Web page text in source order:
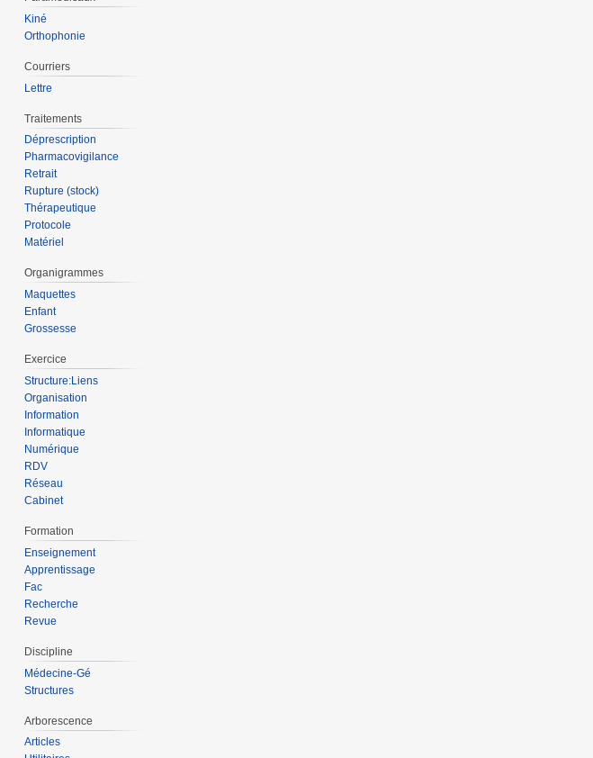
Kiné
Orthophonie
Courriers
Lettre
Traitements
Déprescription
Pharmacovigilance
Retrait
Rupture (stock)
Thérapeutique
Protocole
Matériel
Organigrammes
Maquettes
Enfant
Grossesse
Exercice
Structure:Liens
Organisation
Information
Informatique
Numérique
RDV
Réseau
Cabinet
Formation
Enseignement
Apprentissage
Fac
Recherche
Revue
Discipline
Médecine-Gé
Structures
Arborescence
Articles